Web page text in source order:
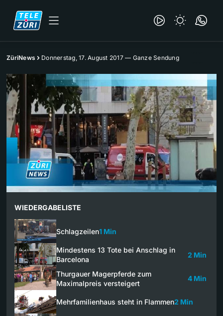
ZüriNews Donnerstag, 17. August 2017 — Ganze Sendung
WIEDERGABELISTE
Schlagzeilen1 Min
Mindestens 13 Tote bei Anschlag in
Barcelona
2 Min
Thurgauer Magerpferde zum
Maximalpreis versteigert
4 Min
Mehrfamilienhaus steht in Flammen2 Min